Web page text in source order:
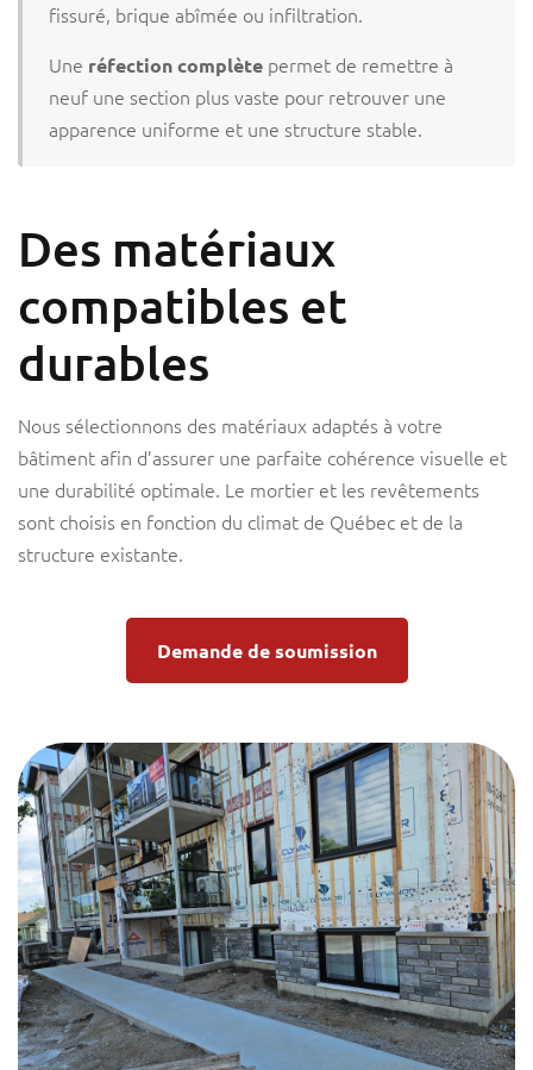
fissuré, brique abîmée ou infiltration.
Une réfection complète permet de remettre à
neuf une section plus vaste pour retrouver une
apparence uniforme et une structure stable.
Des matériaux
compatibles et
durables
Nous sélectionnons des matériaux adaptés à votre
bâtiment afin d’assurer une parfaite cohérence visuelle et
une durabilité optimale. Le mortier et les revêtements
sont choisis en fonction du climat de Québec et de la
structure existante.
Demande de soumission